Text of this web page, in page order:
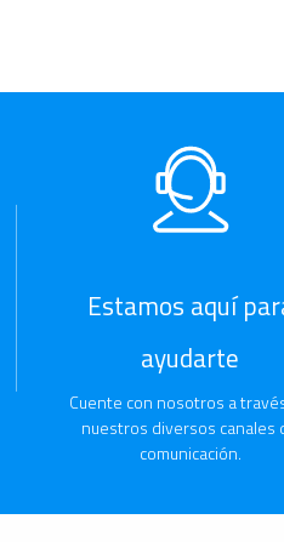
Estamos aquí
ayudarte
Cuente con nosotros a
nuestros diversos canales
comunicación.